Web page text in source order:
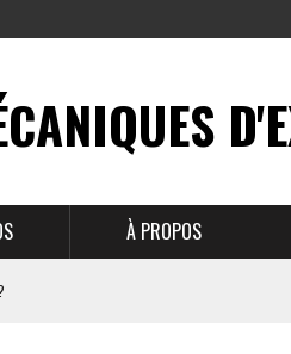
À PROPOS